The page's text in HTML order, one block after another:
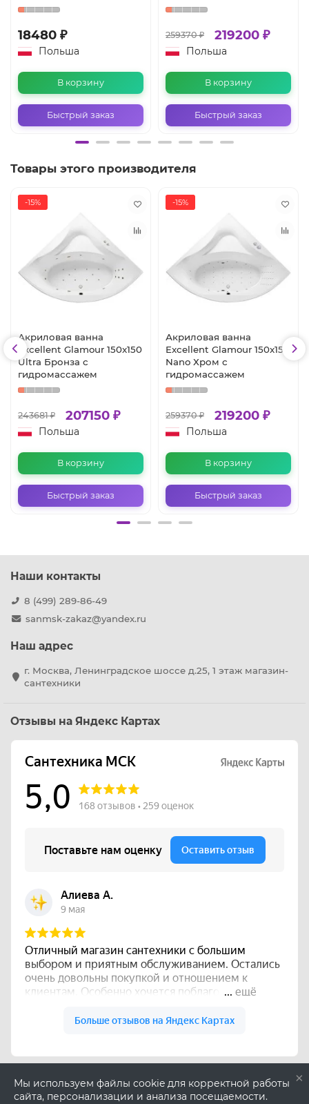
×
Мы используем файлы cookie для корректной работы
сайта, персонализации и анализа посещаемости.
18480 ₽
Польша
В корзину
Быстрый заказ
259370 ₽ 219200 ₽
Польша
В корзину
Быстрый заказ
Товары этого производителя
-15%
Акриловая ванна
Excellent Glamour 150x150
Ultra Бронза с
гидромассажем
243681 ₽ 207150 ₽
Польша
В корзину
Быстрый заказ
-15%
Акриловая ванна
Excellent Glamour 150x150
Nano Хром с
гидромассажем
259370 ₽ 219200 ₽
Польша
В корзину
Быстрый заказ
Наши контакты
8 (499) 289-86-49
sanmsk-zakaz@yandex.ru
Наш адрес
г. Москва, Ленинградское шоссе д.25, 1 этаж магазин-
сантехники
Отзывы на Яндекс Картах